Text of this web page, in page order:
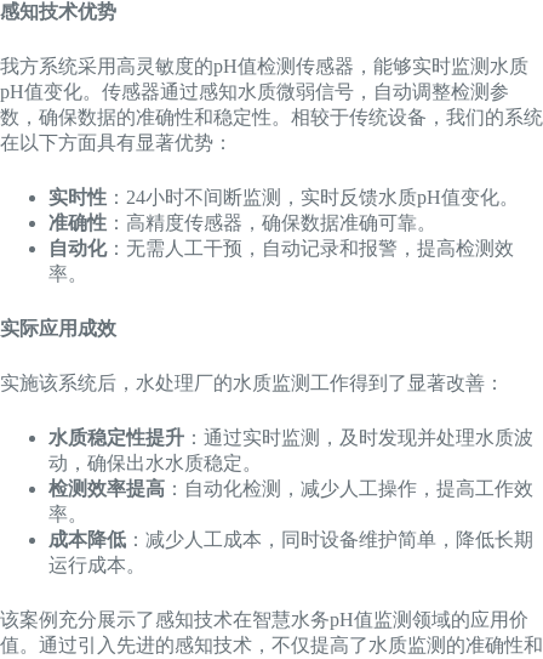
感知技术优势
我方系统采用高灵敏度的pH值检测传感器，能够实时监测水质
pH值变化。传感器通过感知水质微弱信号，自动调整检测参
数，确保数据的准确性和稳定性。相较于传统设备，我们的系统
在以下方面具有显著优势：
实时性 ：24小时不间断监测，实时反馈水质pH值变化。
准确性 ：高精度传感器，确保数据准确可靠。
自动化：无需人工干预，自动记录和报警，提高检测效
率。
实际应用成效
实施该系统后，水处理厂的水质监测工作得到了显著改善：
水质稳定性提升 ：通过实时监测，及时发现并处理水质波
动，确保出水水质稳定。
检测效率提高 ：自动化检测，减少人工操作，提高工作效
率。
成本降低 ：减少人工成本，同时设备维护简单，降低长期
运行成本。
该案例充分展示了感知技术在智慧水务pH值监测领域的应用价
值。通过引入先进的感知技术，不仅提高了水质监测的准确性和